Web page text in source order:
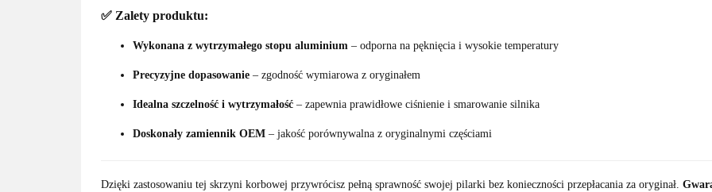
✅ Zalety produktu:
Wykonana z wytrzymałego stopu aluminium – odporna na pęknięcia i wysokie temperatury
Precyzyjne dopasowanie – zgodność wymiarowa z oryginałem
Idealna szczelność i wytrzymałość – zapewnia prawidłowe ciśnienie i smarowanie silnika
Doskonały zamiennik OEM – jakość porównywalna z oryginalnymi częściami
Dzięki zastosowaniu tej skrzyni korbowej przywrócisz pełną sprawność swojej pilarki bez konieczności przepłacania za oryginał.